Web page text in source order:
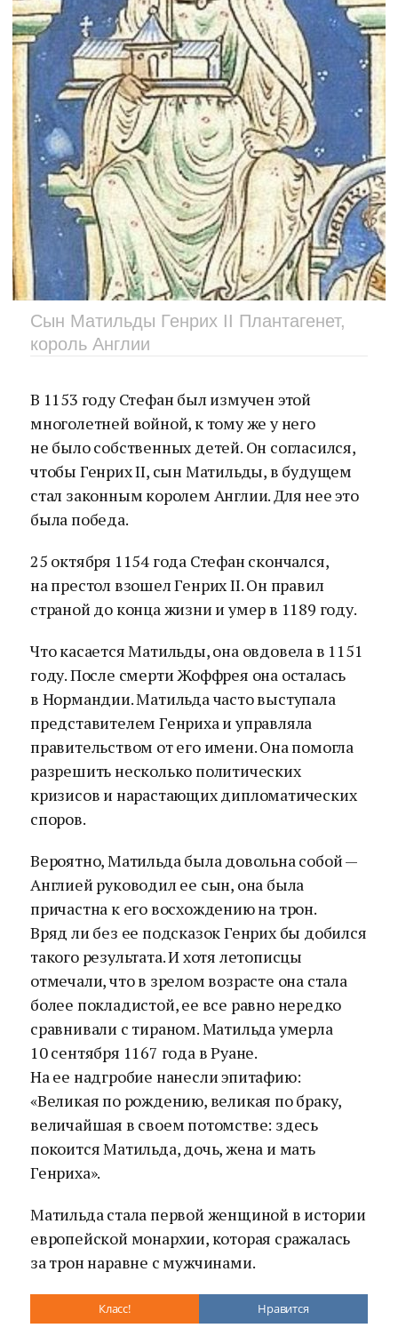
Сын Матильды Генрих II Плантагенет,
король Англии
В 1153 году Стефан был измучен этой
многолетней войной, к тому же у него
не было собственных детей. Он согласился,
чтобы Генрих II, сын Матильды, в будущем
стал законным королем Англии. Для нее это
была победа.
25 октября 1154 года Стефан скончался,
на престол взошел Генрих II. Он правил
страной до конца жизни и умер в 1189 году.
Что касается Матильды, она овдовела в 1151
году. После смерти Жоффрея она осталась
в Нормандии. Матильда часто выступала
представителем Генриха и управляла
правительством от его имени. Она помогла
разрешить несколько политических
кризисов и нарастающих дипломатических
споров.
Вероятно, Матильда была довольна собой —
Англией руководил ее сын, она была
причастна к его восхождению на трон.
Вряд ли без ее подсказок Генрих бы добился
такого результата. И хотя летописцы
отмечали, что в зрелом возрасте она стала
более покладистой, ее все равно нередко
сравнивали с тираном. Матильда умерла
10 сентября 1167 года в Руане.
На ее надгробие нанесли эпитафию:
«Великая по рождению, великая по браку,
величайшая в своем потомстве: здесь
покоится Матильда, дочь, жена и мать
Генриха».
Матильда стала первой женщиной в истории
европейской монархии, которая сражалась
за трон наравне с мужчинами.
Класс! Нравится